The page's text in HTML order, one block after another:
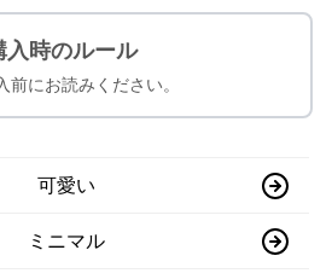
入時のルール
前にお読みください。
可愛い
ミニマル